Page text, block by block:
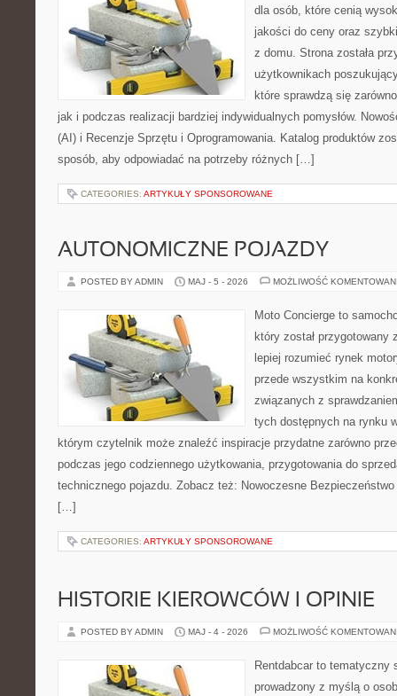
dla osób, które cenią
jakości do ceny oraz
z domu. Strona została
użytkownikach
które sprawdzą się
jak i podczas realizacji bardziej indywidualnych pomysłów.
(AI) i Recenzje Sprzętu i Oprogramowania. Katalog produktów
sposób, aby odpowiadać na potrzeby różnych […]
CATEGORIES: ARTYKUŁY SPONSOROWANE
AUTONOMICZNE POJAZDY
POSTED BY ADMIN MAJ - 5 - 2026 MOŻLIWOŚĆ
Moto Concierge to
który został
lepiej rozumieć rynek
przede wszystkim na
związanych z
tych dostępnych na rynku
którym czytelnik może znaleźć inspiracje przydatne zarówno
podczas jego codziennego użytkowania, przygotowania do
technicznego pojazdu. Zobacz też: Nowoczesne
[…]
CATEGORIES: ARTYKUŁY SPONSOROWANE
HISTORIE KIEROWCÓW I OPINIE
POSTED BY ADMIN MAJ - 4 - 2026 MOŻLIWOŚĆ
Rentdabcar to tematyczny
prowadzony z myślą o